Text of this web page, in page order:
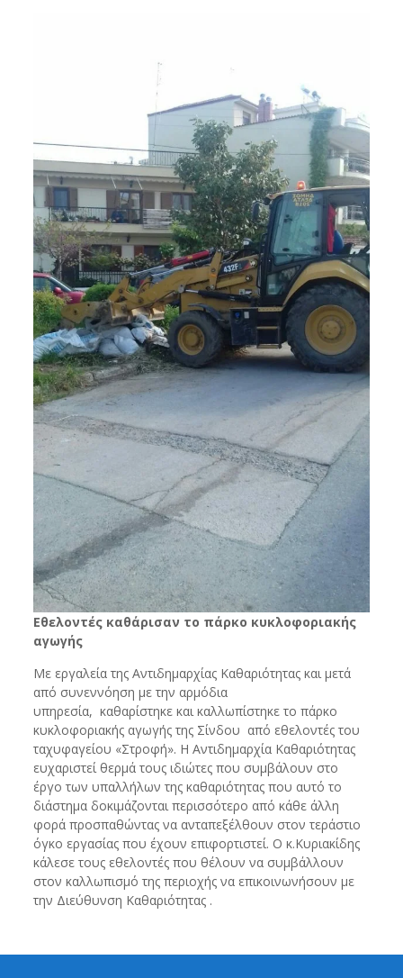
Εθελοντές καθάρισαν το πάρκο κυκλοφοριακής
αγωγής
Με εργαλεία της Αντιδημαρχίας Καθαριότητας και μετά
από συνεννόηση με την αρμόδια
υπηρεσία, καθαρίστηκε και καλλωπίστηκε το πάρκο
κυκλοφοριακής αγωγής της Σίνδου από εθελοντές του
ταχυφαγείου «Στροφή». Η Αντιδημαρχία Καθαριότητας
ευχαριστεί θερμά τους ιδιώτες που συμβάλουν στο
έργο των υπαλλήλων της καθαριότητας που αυτό το
διάστημα δοκιμάζονται περισσότερο από κάθε άλλη
φορά προσπαθώντας να ανταπεξέλθουν στον τεράστιο
όγκο εργασίας που έχουν επιφορτιστεί. Ο κ.Κυριακίδης
κάλεσε τους εθελοντές που θέλουν να συμβάλλουν
στον καλλωπισμό της περιοχής να επικοινωνήσουν με
την Διεύθυνση Καθαριότητας .